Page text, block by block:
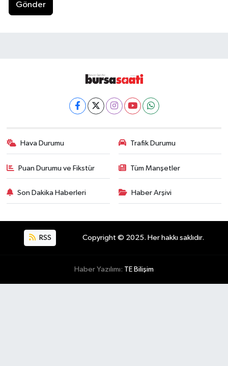
Gönder
Hava Durumu Trafik Durumu
Puan Durumu ve Fikstür Tüm Manşetler
Son Dakika Haberleri Haber Arşivi
RSS Copyright © 2025. Her hakkı saklıdır.
Haber Yazılımı: TE Bilişim